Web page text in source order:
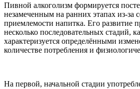
Пивной алкоголизм формируется
незамеченным на ранних этапах из-за
приемлемости напитка. Его развитие
несколько последовательных стадий,
характеризуется определёнными
количестве потребления и
На первой, начальной стадии